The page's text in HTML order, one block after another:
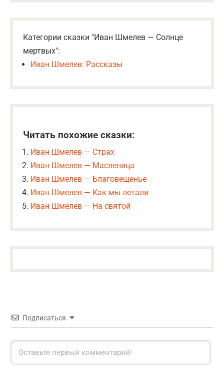
Категории сказки "Иван Шмелев — Солнце
мертвых":
Иван Шмелев: Рассказы
Читать похожие сказки:
Иван Шмелев — Страх
Иван Шмелев — Масленица
Иван Шмелев — Благовещенье
Иван Шмелев — Как мы летали
Иван Шмелев — На святой
Подписаться